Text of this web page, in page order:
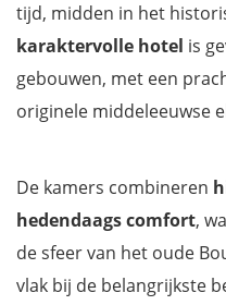
tijd, midden in het
karaktervolle hotel is
gebouwen, met een
originele middeleeuwse
De kamers combineren
hedendaags comfort,
de sfeer van het oude
vlak bij de belangrijkste